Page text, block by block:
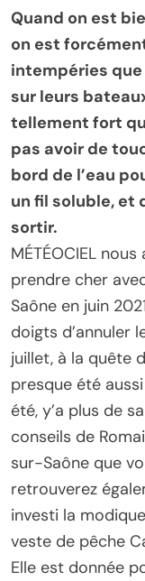
Quand on est
on est
intempéries
sur leurs
tellement fort
pas avoir de
bord de l’eau
un fil soluble, et
sortir.
MÉTÉOCIEL
prendre cher
Saône en juin
doigts d’annuler
juillet, à la quête
presque été
été, y’a plus de
conseils de
sur-Saône que
retrouverez
investi la
veste de pêche
Elle est donnée